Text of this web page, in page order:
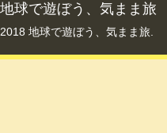
地球で遊ぼう、気まま旅
地球で遊ぼう、気まま旅.